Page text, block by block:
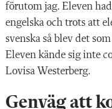
förutom jag. Eleven
engelska och trots att
svenska så blev det
Eleven kände sig inte
Lovisa Westerberg.
Genväg att